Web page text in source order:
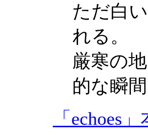
ただ白
れる。
厳寒の
的な瞬
「echoes